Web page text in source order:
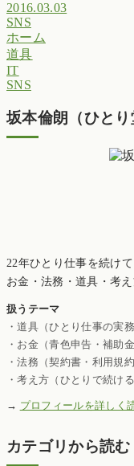
2016.03.03
SNS
ホーム
道具
IT
SNS
坂本倫朗（ひとり
22年ひとり仕事を続け
お金・法務・道具・考
扱うテーマ
・道具（ひとり仕事の実務
・お金（青色申告・補助
・法務（契約書・利用規約
・考え方（ひとりで続け
→ プロフィールを詳しく
カテゴリから読む